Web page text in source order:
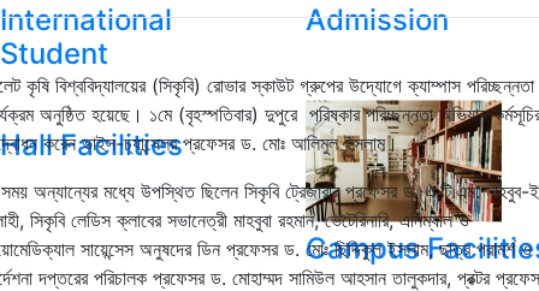
International
Student
Admission
Hall Facilities
Campus
কৃষি বিশ্ববিদ্যালয়ের (সিকৃবি) রোভার স্কাউট গ্রুপের উদ্যোগে ক্যাম্পাস পরিচ্ছন্নতা
অনুষ্ঠিত হয়েছে। ১মে(বৃহস্পতিবার) দুপুরে পরিষ্কার পরিচ্ছন্নতা অভিযান
করেন ভাইস-চ্যান্সেলর প্রফেসর ড. মোঃ আলিমুল ইসলাম।
অন্যান্যের মধ্যে উপস্থিত ছিলেন সিকৃবি ট্রেজারার প্রফেসর ড. এ.টি.এম. মাহবুব-
সিকৃবি লেডিস ক্লাবের সভানেত্রী মাহবুবা রহমান, ভেটেরিনারি, এনিম্যাল ও
সায়েন্সেস অনুষদের ডিন প্রফেসর ড. মোঃ ছিদ্দিকুল ইসলাম, ছাত্র পরামর্শ ও
দপ্তরের পরিচালক প্রফেসর ড. মোহাম্মদ সামিউল আহসান তালুকদার, প্রক্টর